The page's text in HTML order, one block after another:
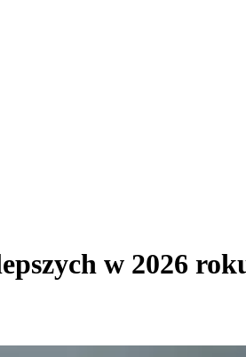
w 2026